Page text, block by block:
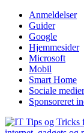
Videre
indhold
Anmeldelser
Guider
Google
Hjemmesider
Microsoft
Mobil
Smart Home
Sociale medier
Sponsoreret